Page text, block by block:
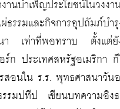
านบำเพ็ญประโยชน์ในวงงา
ผ่ธรรมและกิจการอุปถัมภ์บำ
า เท่าที่พอทราบ ตั้งแต่ยั
ก ประเทศสหรัฐอเมริกา ก็
สอนใน ร.ร. พุทธศาสนาวั
รรมปทีป เขียนบทความอิง